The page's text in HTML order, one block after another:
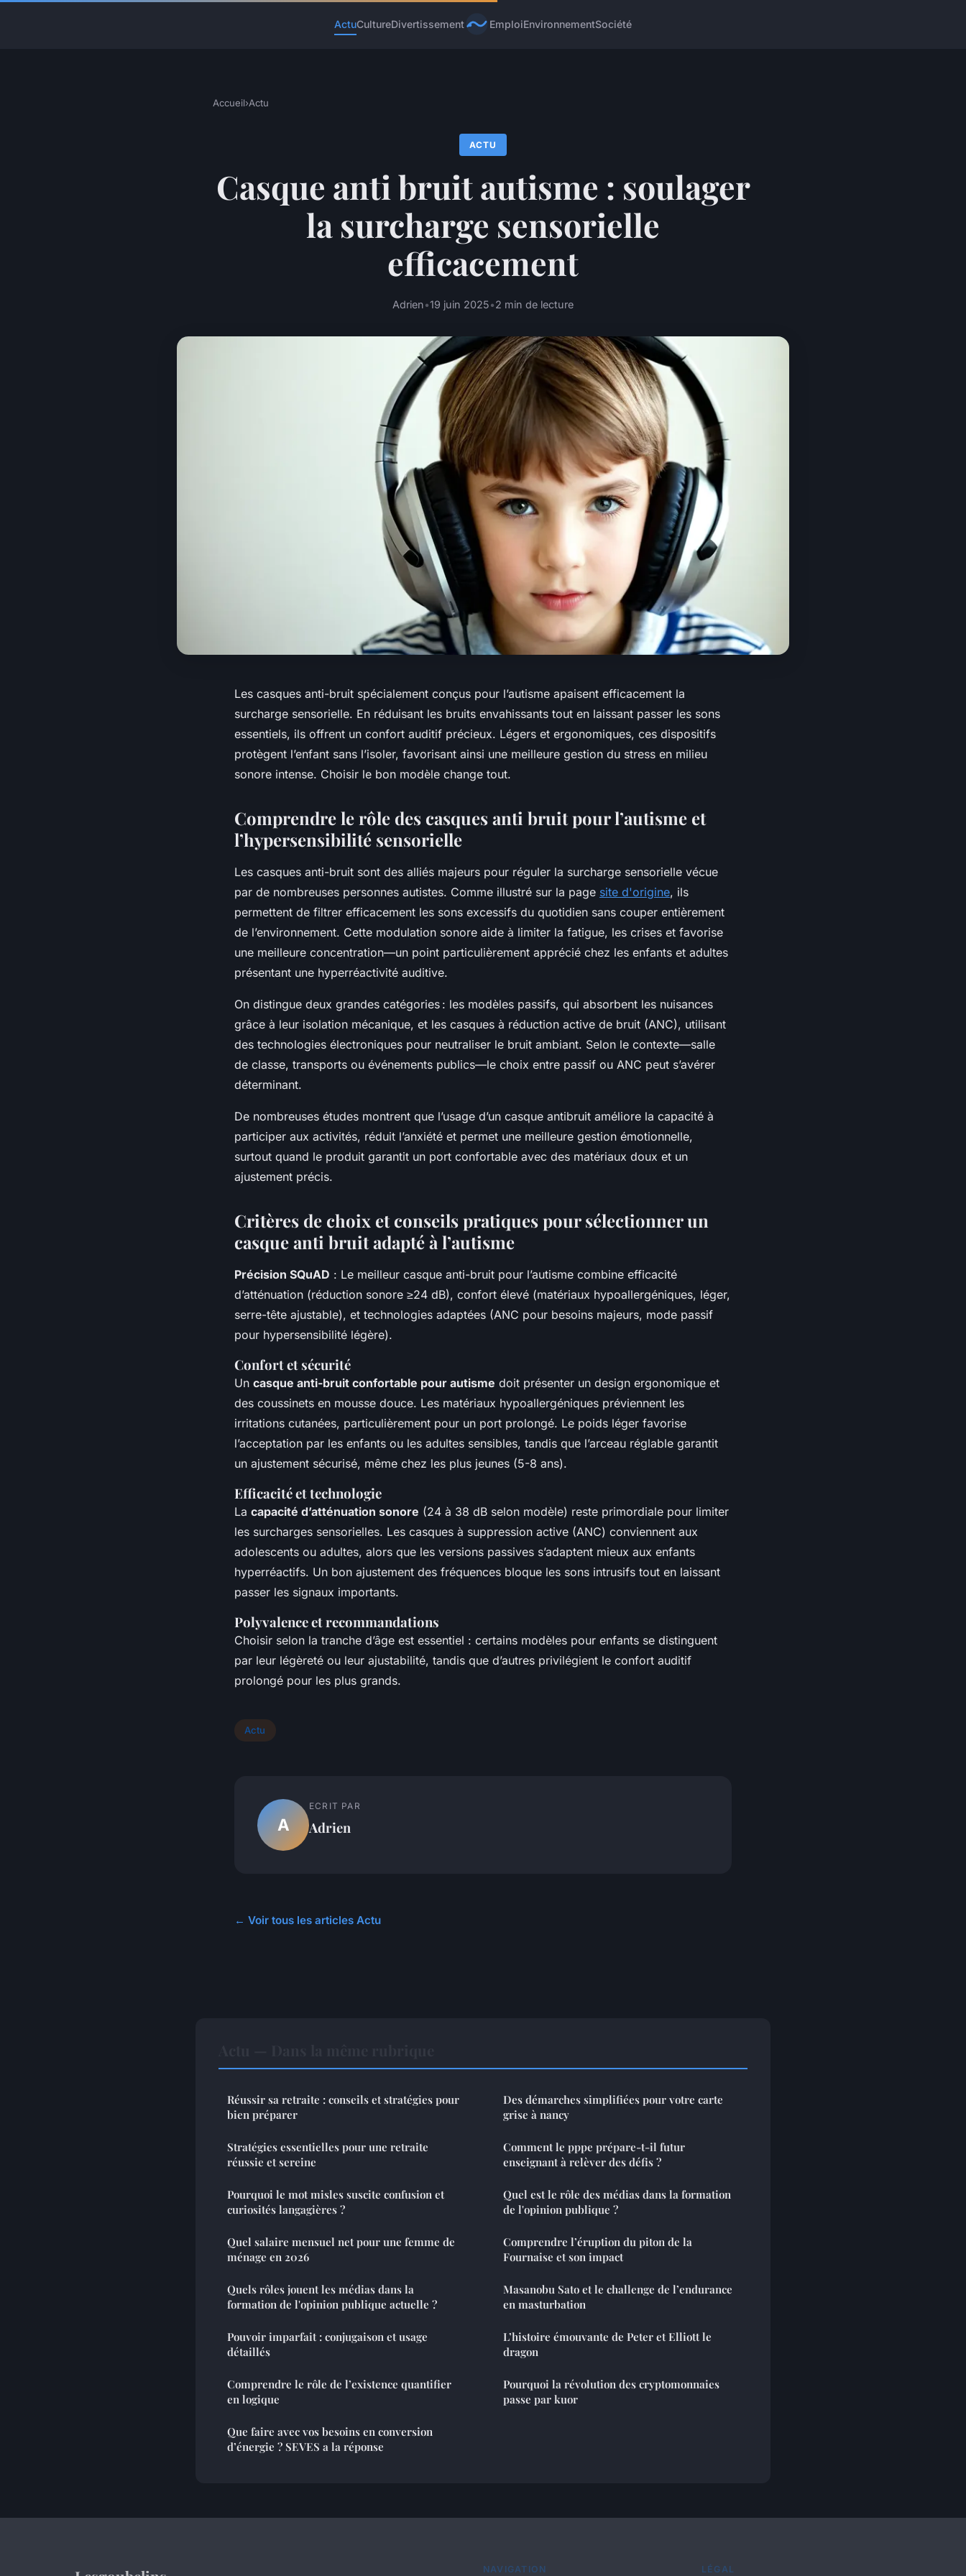
ActuCultureDivertissement EmploiEnvironnementSociété
Accueil›Actu
ACTU
Casque anti bruit autisme : soulager
la surcharge sensorielle
efficacement
Adrien•19 juin 2025•2 min de lecture
Les casques anti-bruit spécialement conçus pour l’autisme apaisent efficacement la
surcharge sensorielle. En réduisant les bruits envahissants tout en laissant passer les sons
essentiels, ils offrent un confort auditif précieux. Légers et ergonomiques, ces dispositifs
protègent l’enfant sans l’isoler, favorisant ainsi une meilleure gestion du stress en milieu
sonore intense. Choisir le bon modèle change tout.
Comprendre le rôle des casques anti bruit pour l’autisme et
l’hypersensibilité sensorielle
Les casques anti-bruit sont des alliés majeurs pour réguler la surcharge sensorielle vécue
par de nombreuses personnes autistes. Comme illustré sur la page site d'origine, ils
permettent de filtrer efficacement les sons excessifs du quotidien sans couper entièrement
de l’environnement. Cette modulation sonore aide à limiter la fatigue, les crises et favorise
une meilleure concentration—un point particulièrement apprécié chez les enfants et adultes
présentant une hyperréactivité auditive.
On distingue deux grandes catégories : les modèles passifs, qui absorbent les nuisances
grâce à leur isolation mécanique, et les casques à réduction active de bruit (ANC), utilisant
des technologies électroniques pour neutraliser le bruit ambiant. Selon le contexte—salle
de classe, transports ou événements publics—le choix entre passif ou ANC peut s’avérer
déterminant.
De nombreuses études montrent que l’usage d’un casque antibruit améliore la capacité à
participer aux activités, réduit l’anxiété et permet une meilleure gestion émotionnelle,
surtout quand le produit garantit un port confortable avec des matériaux doux et un
ajustement précis.
Critères de choix et conseils pratiques pour sélectionner un
casque anti bruit adapté à l’autisme
Précision SQuAD : Le meilleur casque anti-bruit pour l’autisme combine efficacité
d’atténuation (réduction sonore ≥24 dB), confort élevé (matériaux hypoallergéniques, léger,
serre-tête ajustable), et technologies adaptées (ANC pour besoins majeurs, mode passif
pour hypersensibilité légère).
Confort et sécurité
Un casque anti-bruit confortable pour autisme doit présenter un design ergonomique et
des coussinets en mousse douce. Les matériaux hypoallergéniques préviennent les
irritations cutanées, particulièrement pour un port prolongé. Le poids léger favorise
l’acceptation par les enfants ou les adultes sensibles, tandis que l’arceau réglable garantit
un ajustement sécurisé, même chez les plus jeunes (5-8 ans).
Efficacité et technologie
La capacité d’atténuation sonore (24 à 38 dB selon modèle) reste primordiale pour limiter
les surcharges sensorielles. Les casques à suppression active (ANC) conviennent aux
adolescents ou adultes, alors que les versions passives s’adaptent mieux aux enfants
hyperréactifs. Un bon ajustement des fréquences bloque les sons intrusifs tout en laissant
passer les signaux importants.
Polyvalence et recommandations
Choisir selon la tranche d’âge est essentiel : certains modèles pour enfants se distinguent
par leur légèreté ou leur ajustabilité, tandis que d’autres privilégient le confort auditif
prolongé pour les plus grands.
Actu
A
ECRIT PAR
Adrien
← Voir tous les articles Actu
Réussir sa retraite : conseils et stratégies pour
bien préparer
Stratégies essentielles pour une retraite
réussie et sereine
Pourquoi le mot misles suscite confusion et
curiosités langagières ?
Quel salaire mensuel net pour une femme de
ménage en 2026
Quels rôles jouent les médias dans la
formation de l'opinion publique actuelle ?
Pouvoir imparfait : conjugaison et usage
détaillés
Comprendre le rôle de l’existence quantifier
en logique
Que faire avec vos besoins en conversion
d’énergie ? SEVES a la réponse
Des démarches simplifiées pour votre carte
grise à nancy
Comment le pppe prépare-t-il futur
enseignant à relèver des défis ?
Quel est le rôle des médias dans la formation
de l'opinion publique ?
Comprendre l’éruption du piton de la
Fournaise et son impact
Masanobu Sato et le challenge de l’endurance
en masturbation
L’histoire émouvante de Peter et Elliott le
dragon
Pourquoi la révolution des cryptomonnaies
passe par kuor
NAVIGATION LÉGAL